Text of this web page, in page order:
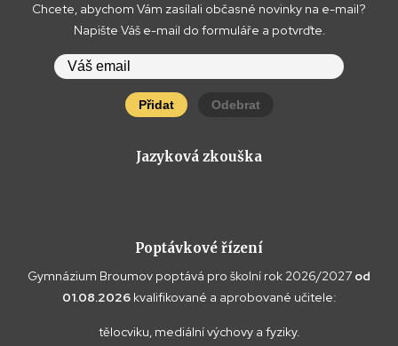
Chcete, abychom Vám zasílali občasné novinky na e-mail?
Napište Váš e-mail do formuláře a potvrďte.
Přidat Odebrat
Jazyková zkouška
Poptávkové řízení
Gymnázium Broumov poptává pro školní rok 2026/2027 od
01.08.2026 kvalifikované a aprobované učitele:
tělocviku, mediální výchovy a fyziky.